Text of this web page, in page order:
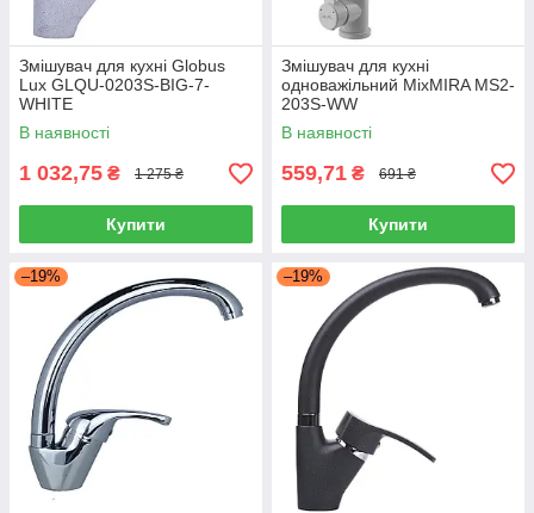
Змішувач для кухні Globus
Lux GLQU-0203S-BIG-7-
WHITE
В наявності
1 032,75 ₴ 1 275 ₴
Купити
Змішувач для кухні
одноважільний MixMIRA MS2-
203S-WW
В наявності
559,71 ₴ 691 ₴
Купити
–19% –19%